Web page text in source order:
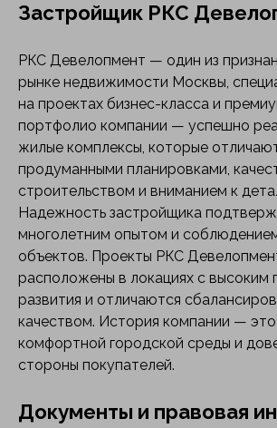
Застройщик РКС
РКС Девелопмент — один из
рынке недвижимости Москвы,
на проектах бизнес-класса и
портфолио компании — успешно
жилые комплексы, которые
продуманными планировками,
строительством и вниманием к
Надежность застройщика
многолетним опытом и
объектов. Проекты РКС
расположены в локациях с высоким
развития и отличаются
качеством. История компании — это
комфортной городской среды и
стороны покупателей.
Документы и правовая